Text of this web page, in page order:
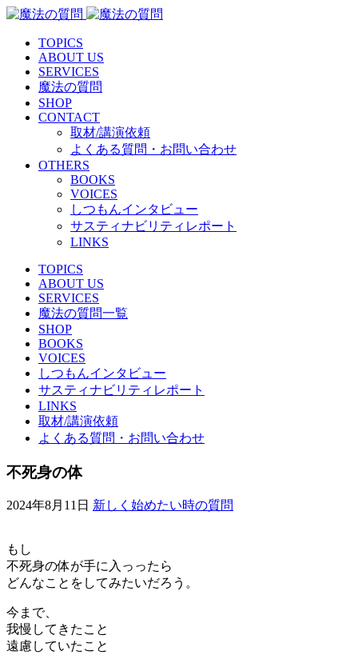
TOPICS
ABOUT US
SERVICES
魔法の質問
SHOP
CONTACT
取材/講演依頼
よくある質問・お問い合わせ
OTHERS
BOOKS
VOICES
しつもんインタビュー
サスティナビリティレポート
LINKS
TOPICS
ABOUT US
SERVICES
魔法の質問一覧
SHOP
BOOKS
VOICES
しつもんインタビュー
サスティナビリティレポート
LINKS
取材/講演依頼
よくある質問・お問い合わせ
不死身の体
2024年8月11日 新しく始めたい時の質問
もし
不死身の体が手に入っったら
どんなことをしてみたいだろう。
今まで、
我慢してきたこと
遠慮していたこと